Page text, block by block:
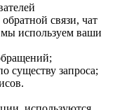
связи, чат
используем ваши
существу запроса;